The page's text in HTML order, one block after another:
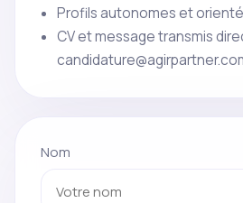
Profils autonomes et
CV et message transmis
Nom